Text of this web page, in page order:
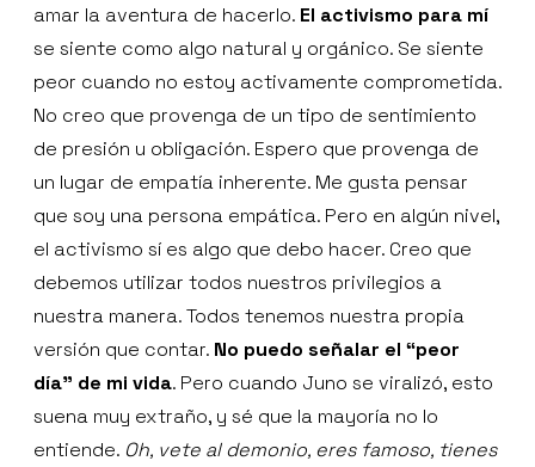
amar la aventura de hacerlo. El activismo para mí
se siente como algo natural y orgánico. Se siente
peor cuando no estoy activamente comprometida.
No creo que provenga de un tipo de sentimiento
de presión u obligación. Espero que provenga de
un lugar de empatía inherente. Me gusta pensar
que soy una persona empática. Pero en algún nivel,
el activismo sí es algo que debo hacer. Creo que
debemos utilizar todos nuestros privilegios a
nuestra manera. Todos tenemos nuestra propia
versión que contar. No puedo señalar el “peor
día” de mi vida. Pero cuando Juno se viralizó, esto
suena muy extraño, y sé que la mayoría no lo
entiende. Oh, vete al demonio, eres famoso, tienes